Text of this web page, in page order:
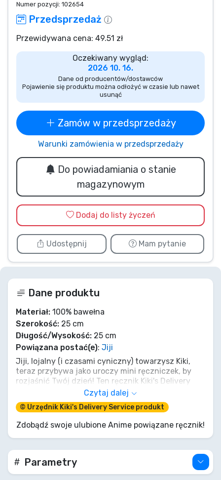
Numer pozycji: 102654
Przedsprzedaż
Przewidywana cena: 49.51 zł
Oczekiwany wygląd:
2026 10. 16.
Dane od producentów/dostawców
Pojawienie się produktu można odłożyć w czasie lub nawet
usunąć
Zamów w przedsprzedaży
Warunki zamówienia w przedsprzedaży
Do powiadamiania o stanie
magazynowym
Dodaj do listy życzeń
Udostępnij Mam pytanie
Dane produktu
Materiał: 100% bawełna
Szerokość: 25 cm
Długość/Wysokość: 25 cm
Powiązana postać(e): Jiji
Jiji, lojalny (i czasami cyniczny) towarzysz Kiki,
teraz przybywa jako uroczy mini ręczniczek, by
rozjaśnić Twój dzień! Ten ręcznik Kiki's Delivery
Service Pop-Up Jiji o wymiarach 25x25 cm jest
idealnej wielkości, by mieć go zawsze przy sobie –
na drobne wpadki lub po prostu by dodać odrobinę
magii do osuszania rąk. Wyobraź sobie, nawet Jiji
by to pochwalił! Zabierz do domu tego miękkiego
małego przyjaciela i spraw, by Twoja codzienność
stała się stylowa, niczym prawdziwej adeptki
magii!
Czytaj dalej
© Urzędnik Kiki's Delivery Service produkt
Zdobądź swoje ulubione Anime powiązane ręcznik!
Parametry
Rzeczy muzyczne
Typy produktów